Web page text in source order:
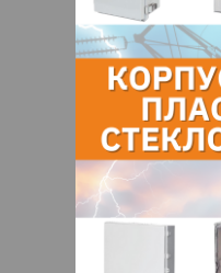
широкого
В интересах
ведет
стремится
Наш стиль
договорных